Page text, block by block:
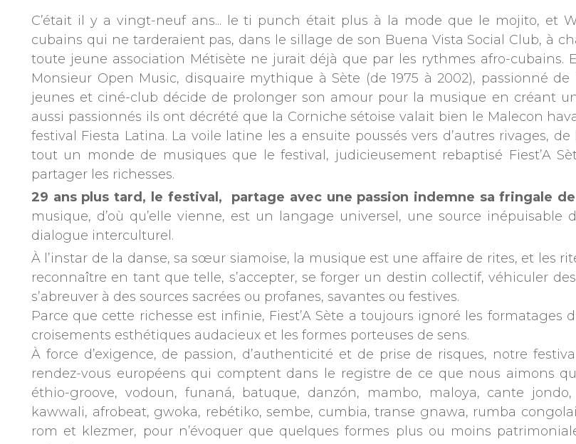
C’était il y a vingt-neuf ans... le ti punch était plus à la mode que le mojito, et
cubains qui ne tarderaient pas, dans le sillage de son Buena Vista Social Club, à
toute jeune association Métisète ne jurait déjà que par les rythmes afro-cubains.
Monsieur Open Music, disquaire mythique à Sète (de 1975 à 2002), passionné
jeunes et ciné-club décide de prolonger son amour pour la musique en créant
aussi passionnés ils ont décrété que la Corniche sétoise valait bien le Malecon
festival Fiesta Latina. La voile latine les a ensuite poussés vers d’autres rivages,
tout un monde de musiques que le festival, judicieusement rebaptisé Fiest’A
partager les richesses.
29 ans plus tard, le festival, partage avec une passion indemne sa fringale
musique, d’où qu’elle vienne, est un langage universel, une source
dialogue interculturel.
À l’instar de la danse, sa sœur siamoise, la musique est une affaire de rites, et les
reconnaître en tant que telle, s’accepter, se forger un destin collectif, véhiculer
s’abreuver à des sources sacrées ou profanes, savantes ou festives.
Parce que cette richesse est infinie, Fiest’A Sète a toujours ignoré les
croisements esthétiques audacieux et les formes porteuses de sens.
À force d’exigence, de passion, d’authenticité et de prise de risques, notre
rendez-vous européens qui comptent dans le registre de ce que nous aimons
éthio-groove, vodoun, funaná, batuque, danzón, mambo, maloya, cante
kawwali, afrobeat, gwoka, rebétiko, sembe, cumbia, transe gnawa, rumba
rom et klezmer, pour n’évoquer que quelques formes plus ou moins